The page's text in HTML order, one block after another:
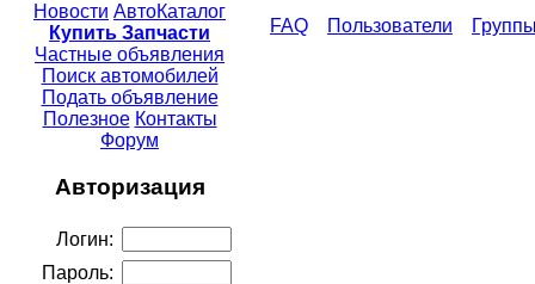
Новости АвтоКаталог
Купить Запчасти
Частные объявления
Поиск автомобилей
Подать объявление
Полезное Контакты
Форум
Авторизация
Логин:
Пароль:
FAQ Пользователи